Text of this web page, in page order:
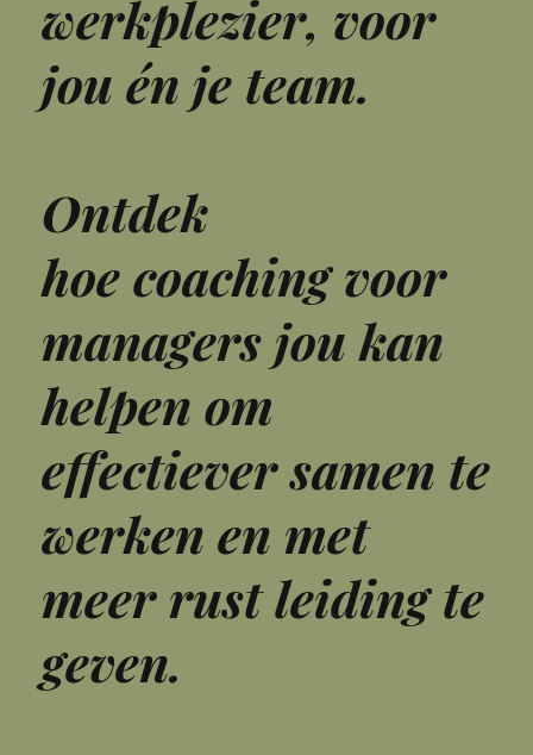
werkplezier, voor
jou én je team.
Ontdek
hoe coaching voor
managers jou kan
helpen om
effectiever samen te
werken en met
meer rust leiding te
geven.